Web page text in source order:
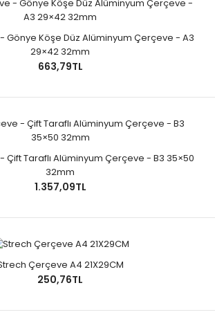
Gönye Köşe Düz Alüminyum Çerçeve - A3
29×42 32mm
663,79TL
Çift Taraflı Alüminyum Çerçeve - B3 35×50
32mm
1.357,09TL
Çerçeve A4 21X29CM
250,76TL